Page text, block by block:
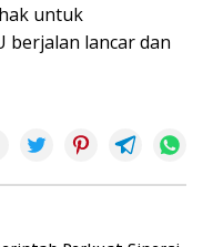
untuk
berjalan lancar dan